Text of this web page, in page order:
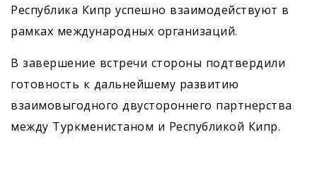
Республика Кипр успешно взаимодействуют в
рамках международных организаций.
В завершение встречи стороны подтвердили
готовность к дальнейшему развитию
взаимовыгодного двустороннего партнерства
между Туркменистаном и Республикой Кипр.